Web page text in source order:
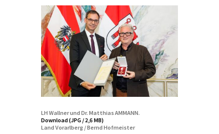
LH Wallner und Dr. Matthias AMMANN.
Download (JPG / 2,6 MB)
Land Vorarlberg / Bernd Hofmeister